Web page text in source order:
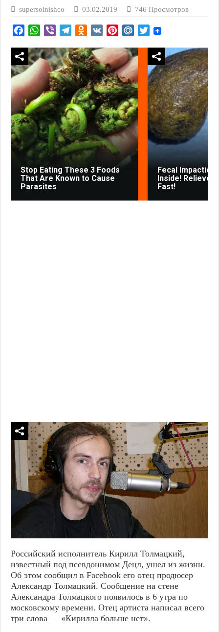
supersolnishco 03.02.2019 746 Просмотров
e
b
o
o
k
W
a
t
s
A
p
p
V
b
e
r
l
e
g
a
m
O
n
o
k
l
a
s
n
i
k
i
V
n
t
e
r
e
s
t
M
i
l
.
R
u
T
t
t
e
r
Stop Eating These 3 Foods
That Are Known to Cause
Parasites
Fecal Impaction
Inside! Relieves
Fast!
Российский исполнитель Кирилл Толмацкий,
известный под псевдонимом Децл, ушел из жизни.
Об этом сообщил в Facebook его отец продюсер
Александр Толмацкий. Сообщение на стене
Александра Толмацкого появилось в 6 утра по
московскому времени. Отец артиста написал всего
три слова — «Кирилла больше нет».